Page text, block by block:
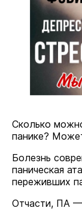
Сколько
панике?
Болезнь
паническая
переживших
Отчасти, ПА —